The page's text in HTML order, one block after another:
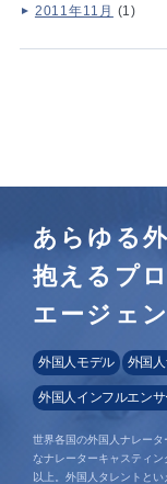
2011年11月 (1)
あらゆる
抱えるプ
エージェ
外国人モデル 外国
外国人インフルエンサ
世界各国の外国人ナレー
なナレーターキャスティ
以上。外国人タレントと